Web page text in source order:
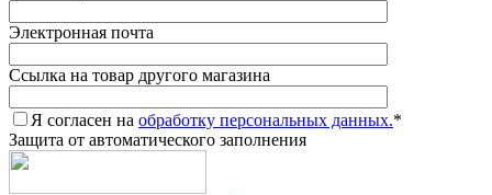
Электронная почта
Ссылка на товар другого магазина
Я согласен на обработку персональных данных.*
Защита от автоматического заполнения